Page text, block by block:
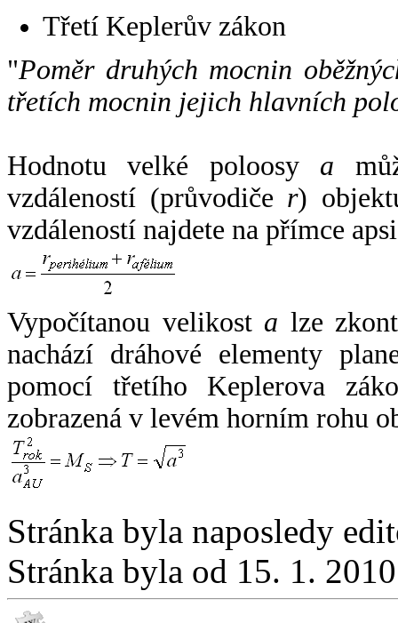
Třetí Keplerův zákon
"Poměr druhých mocnin
třetích mocnin jejich hlavních
Hodnotu velké poloosy a
vzdáleností (průvodiče r)
vzdáleností najdete na přímce
Vypočítanou velikost a lze
nachází dráhové elementy
pomocí třetího Keplerova
zobrazená v levém horním rohu
Stránka byla naposledy
Stránka byla od 15. 1.